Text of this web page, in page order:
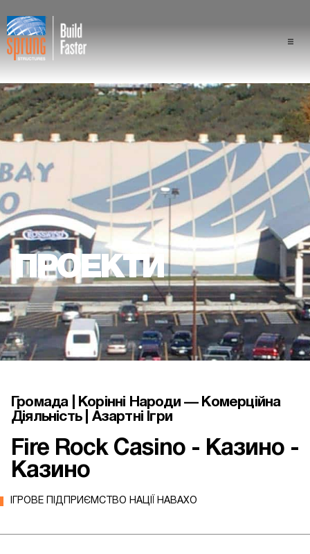
Галузі промисловості
Компоненти
Перевага конструкції
Професіонали
Про нас
ПРОЕКТИ
Громада | Корінні Народи — Комерційна
Діяльність | Азартні Ігри
Fire Rock Casino - Казино -
Казино
ІГРОВЕ ПІДПРИЄМСТВО НАЦІЇ НАВАХО